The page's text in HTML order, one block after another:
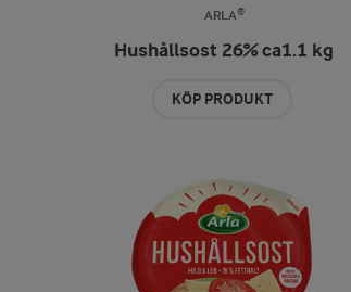
ARLA®
Hushållsost 26% ca1.1 kg
KÖP PRODUKT